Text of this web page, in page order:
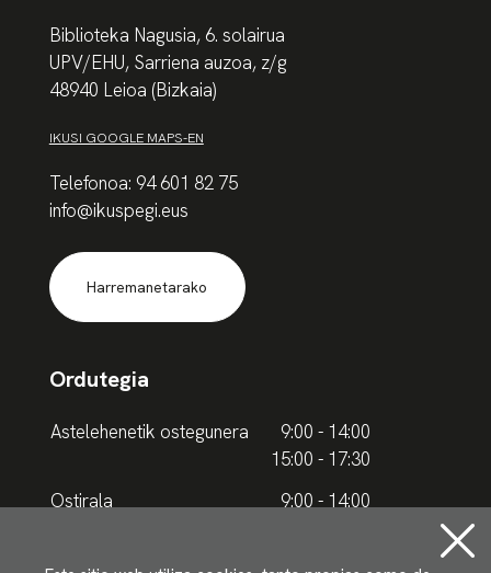
Biblioteka Nagusia, 6. solairua
UPV/EHU, Sarriena auzoa, z/g
48940 Leioa (Bizkaia)
IKUSI GOOGLE MAPS-EN
Telefonoa: 94 601 82 75
info@ikuspegi.eus
Harremanetarako
Ordutegia
Astelehenetik ostegunera
9:00 - 14:00
15:00 - 17:30
Ostirala
9:00 - 14:00